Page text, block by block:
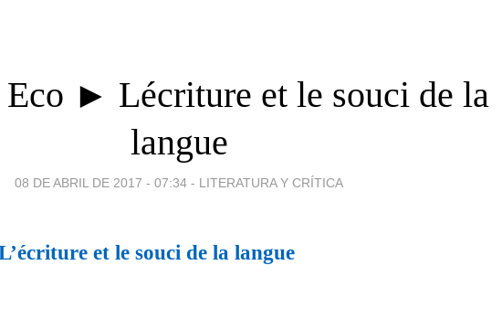
► Lécriture et le souci de la
langue
08 DE ABRIL DE 2017 - 07:34 - LITERATURA Y CRÍTICA
et le souci de la langue